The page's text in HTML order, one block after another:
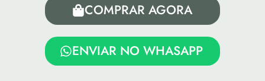
COMPRAR AGORA
ENVIAR NO WHASAPP